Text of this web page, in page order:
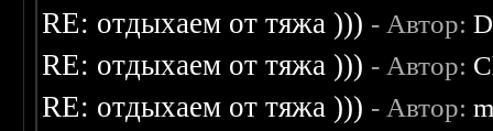
RE: отдыхаем от тяжа ))) - Автор:
RE: отдыхаем от тяжа ))) - Автор:
RE: отдыхаем от тяжа ))) - Автор: